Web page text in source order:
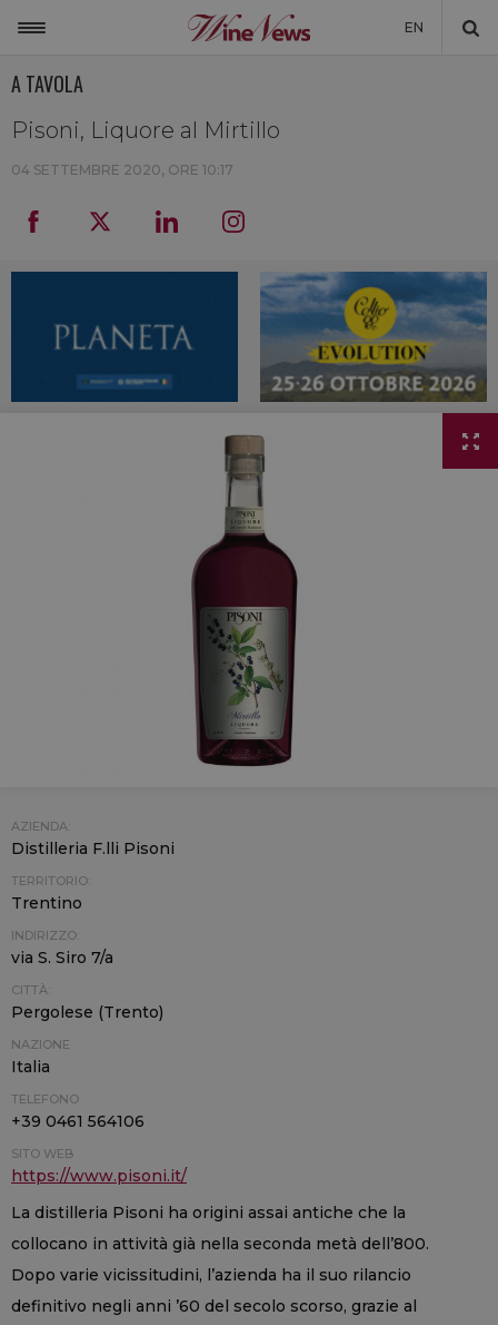
EN
MONDO
NON SOLO VINO
NEWSLETTER
DICONO DI NOI
A TAVOLA
Pisoni, Liquore al Mirtillo
04 SETTEMBRE 2020, ORE 10:17
AZIENDA:
Distilleria F.lli Pisoni
TERRITORIO:
Trentino
INDIRIZZO:
via S. Siro 7/a
CITTÀ:
Pergolese (Trento)
NAZIONE
Italia
TELEFONO
+39 0461 564106
SITO WEB
https://www.pisoni.it/
La distilleria Pisoni ha origini assai antiche che la
collocano in attività già nella seconda metà dell’800.
Dopo varie vicissitudini, l’azienda ha il suo rilancio
definitivo negli anni ’60 del secolo scorso, grazie al